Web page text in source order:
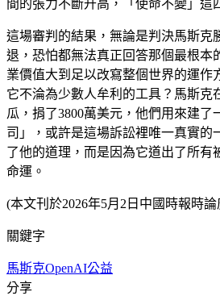
間的張力不斷升高，「使命不變」這
這場審判的結果，無論是判決馬斯克
退，恐怕都無法真正回答那個最根本
業價值大到足以改寫整個世界的運作
它不淪為少數人牟利的工具？馬斯克
瓜，捐了3800萬美元，他們用來建了
司」，或許是這場訴訟裡唯一真實的
了他的道理，而是因為它道出了所有
命運。
(本文刊於2026年5月2日中國時報時論
關鍵字
馬斯克OpenAI公益
分享